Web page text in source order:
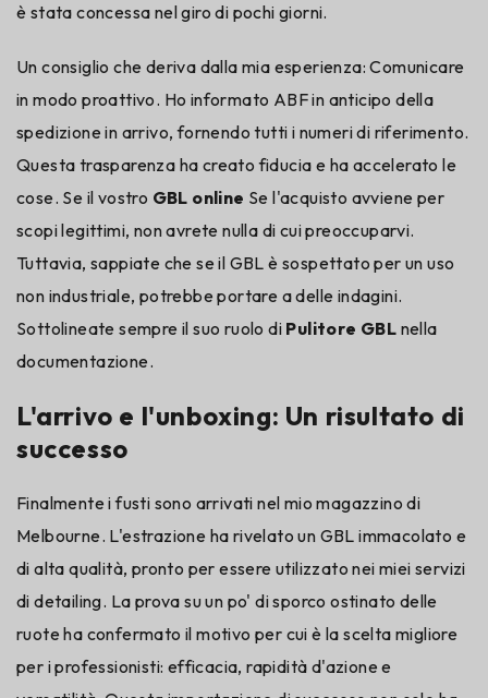
è stata concessa nel giro di pochi giorni.
Un consiglio che deriva dalla mia esperienza: Comunicare
in modo proattivo. Ho informato ABF in anticipo della
spedizione in arrivo, fornendo tutti i numeri di riferimento.
Questa trasparenza ha creato fiducia e ha accelerato le
cose. Se il vostro GBL online Se l'acquisto avviene per
scopi legittimi, non avrete nulla di cui preoccuparvi.
Tuttavia, sappiate che se il GBL è sospettato per un uso
non industriale, potrebbe portare a delle indagini.
Sottolineate sempre il suo ruolo di Pulitore GBL nella
documentazione.
L'arrivo e l'unboxing: Un risultato di
successo
Finalmente i fusti sono arrivati nel mio magazzino di
Melbourne. L'estrazione ha rivelato un GBL immacolato e
di alta qualità, pronto per essere utilizzato nei miei servizi
di detailing. La prova su un po' di sporco ostinato delle
ruote ha confermato il motivo per cui è la scelta migliore
per i professionisti: efficacia, rapidità d'azione e